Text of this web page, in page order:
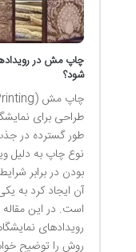
چاپ مش در
شود؟
طراحی برای
طور گسترده در
نوع چاپ به دلیل
بودن در برابر
آن ایجاد کرد به
است. در این
رویدادهای
روش را توضیح